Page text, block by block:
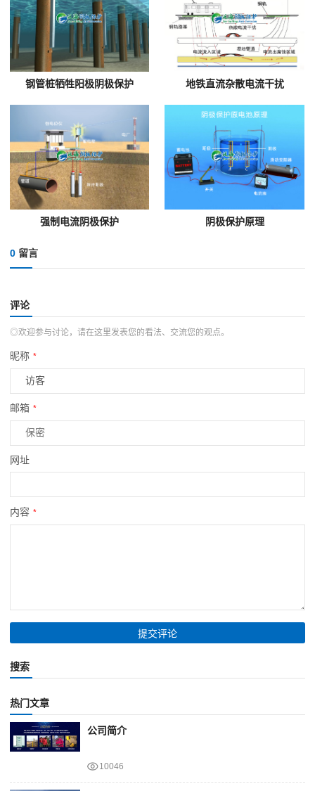
钢管桩牺牲阳极阴极保护 地铁直流杂散电流干扰
强制电流阴极保护 阴极保护原理
0 留言
评论
◎欢迎参与讨论，请在这里发表您的看法、交流您的观点。
昵称 *
邮箱 *
网址
内容 *
搜索
热门文章
公司简介
10046